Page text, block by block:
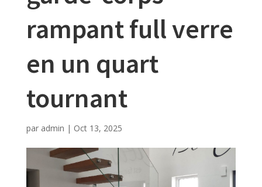
rampant full verre
en un quart
tournant
par admin | Oct 13, 2025